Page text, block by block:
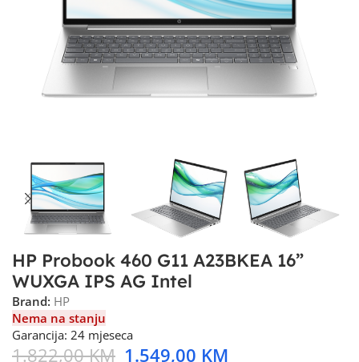
HP Probook 460 G11 A23BKEA 16”
WUXGA IPS AG Intel
Brand: HP
Nema na stanju
Garancija: 24 mjeseca
1.822,00KM 1.549,00 KM